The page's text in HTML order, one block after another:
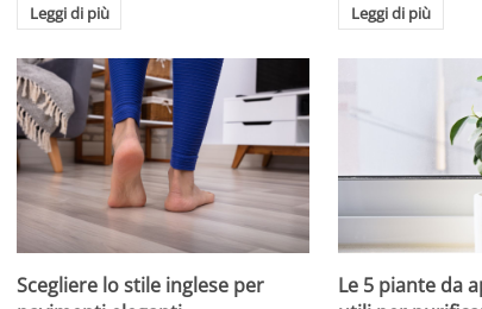
Leggi di più Leggi di più
Scegliere lo stile inglese per
Le 5 piante da